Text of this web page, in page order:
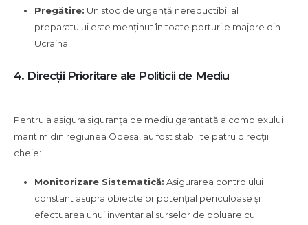
Pregătire: Un stoc de urgență nereductibil al
preparatului este menținut în toate porturile majore din
Ucraina.
4. Direcții Prioritare ale Politicii de Mediu
Pentru a asigura siguranța de mediu garantată a complexului
maritim din regiunea Odesa, au fost stabilite patru direcții
cheie:
Monitorizare Sistematică: Asigurarea controlului
constant asupra obiectelor potențial periculoase și
efectuarea unui inventar al surselor de poluare cu